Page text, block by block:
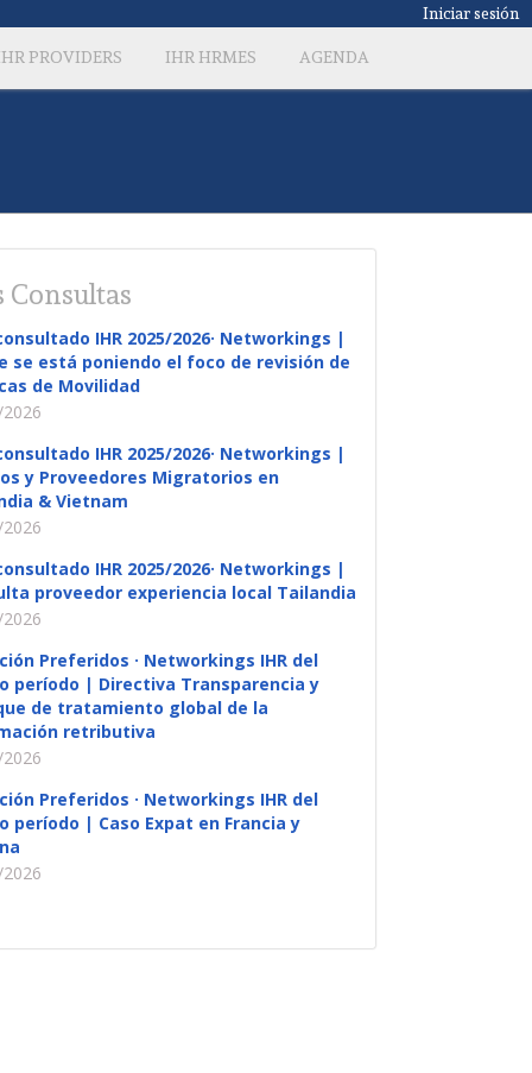
Iniciar sesión
PROVIDERS IHR HRMES AGENDA
Consultas
IHR 2025/2026· Networkings |
se está poniendo el foco de revisión de
de Movilidad
IHR 2025/2026· Networkings |
y Proveedores Migratorios en
& Vietnam
IHR 2025/2026· Networkings |
proveedor experiencia local Tailandia
Preferidos · Networkings IHR del
período | Directiva Transparencia y
de tratamiento global de la
retributiva
Preferidos · Networkings IHR del
período | Caso Expat en Francia y